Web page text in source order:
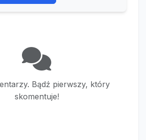
Bądź pierwszy, który
skomentuje!